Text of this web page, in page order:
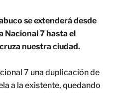
se extenderá desde
Nacional 7 hasta el
nuestra ciudad.
7 una duplicación de
a la existente, quedando